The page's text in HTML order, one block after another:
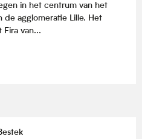
in het centrum van het
de agglomeratie Lille. Het
Fira van...